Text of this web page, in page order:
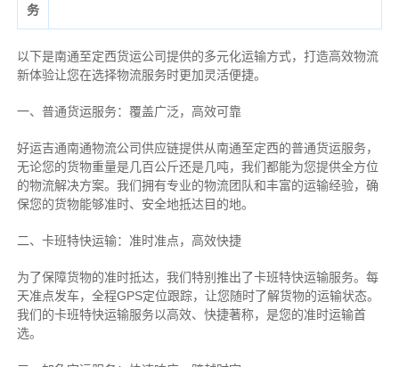
务
以下是南通至定西货运公司提供的多元化运输方式，打造高效物流
新体验让您在选择物流服务时更加灵活便捷。
一、普通货运服务：覆盖广泛，高效可靠
好运吉通南通物流公司供应链提供从南通至定西的普通货运服务，
无论您的货物重量是几百公斤还是几吨，我们都能为您提供全方位
的物流解决方案。我们拥有专业的物流团队和丰富的运输经验，确
保您的货物能够准时、安全地抵达目的地。
二、卡班特快运输：准时准点，高效快捷
为了保障货物的准时抵达，我们特别推出了卡班特快运输服务。每
天准点发车，全程GPS定位跟踪，让您随时了解货物的运输状态。
我们的卡班特快运输服务以高效、快捷著称，是您的准时运输首
选。